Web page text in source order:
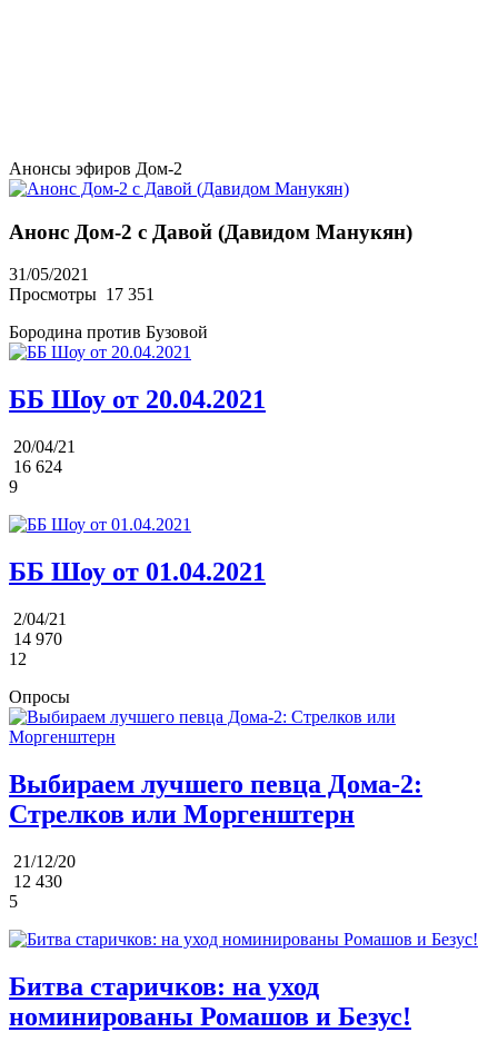
Анонсы эфиров Дом-2
Анонс Дом-2 с Давой (Давидом Манукян)
31/05/2021
Просмотры 17 351
Бородина против Бузовой
ББ Шоу от 20.04.2021
20/04/21
16 624
9
ББ Шоу от 01.04.2021
2/04/21
14 970
12
Опросы
Выбираем лучшего певца Дома-2:
Стрелков или Моргенштерн
21/12/20
12 430
5
Битва старичков: на уход
номинированы Ромашов и Безус!